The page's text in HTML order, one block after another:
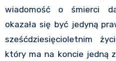
wiadomość o śmierci
okazała się być jedyną
sześćdziesięcioletnim
który ma na koncie jedną